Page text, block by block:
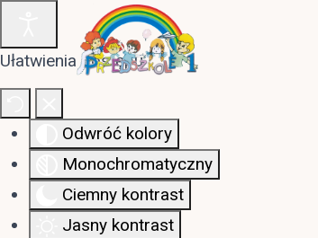
Ułatwienia dostępu
Odwróć kolory
Monochromatyczny
Ciemny kontrast
Jasny kontrast